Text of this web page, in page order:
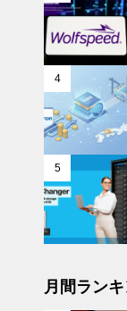
4
5
月間ラン